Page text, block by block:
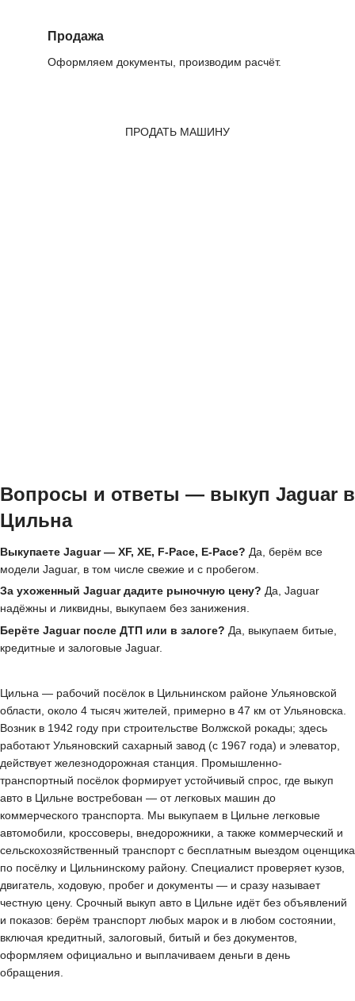
Продажа
Оформляем документы, производим расчёт.
ПРОДАТЬ МАШИНУ
Вопросы и ответы — выкуп Jaguar в
Цильна
Выкупаете Jaguar — XF, XE, F-Pace, E-Pace? Да, берём все
модели Jaguar, в том числе свежие и с пробегом.
За ухоженный Jaguar дадите рыночную цену? Да, Jaguar
надёжны и ликвидны, выкупаем без занижения.
Берёте Jaguar после ДТП или в залоге? Да, выкупаем битые,
кредитные и залоговые Jaguar.
Цильна — рабочий посёлок в Цильнинском районе Ульяновской
области, около 4 тысяч жителей, примерно в 47 км от Ульяновска.
Возник в 1942 году при строительстве Волжской рокады; здесь
работают Ульяновский сахарный завод (с 1967 года) и элеватор,
действует железнодорожная станция. Промышленно-
транспортный посёлок формирует устойчивый спрос, где выкуп
авто в Цильне востребован — от легковых машин до
коммерческого транспорта. Мы выкупаем в Цильне легковые
автомобили, кроссоверы, внедорожники, а также коммерческий и
сельскохозяйственный транспорт с бесплатным выездом оценщика
по посёлку и Цильнинскому району. Специалист проверяет кузов,
двигатель, ходовую, пробег и документы — и сразу называет
честную цену. Срочный выкуп авто в Цильне идёт без объявлений
и показов: берём транспорт любых марок и в любом состоянии,
включая кредитный, залоговый, битый и без документов,
оформляем официально и выплачиваем деньги в день
обращения.